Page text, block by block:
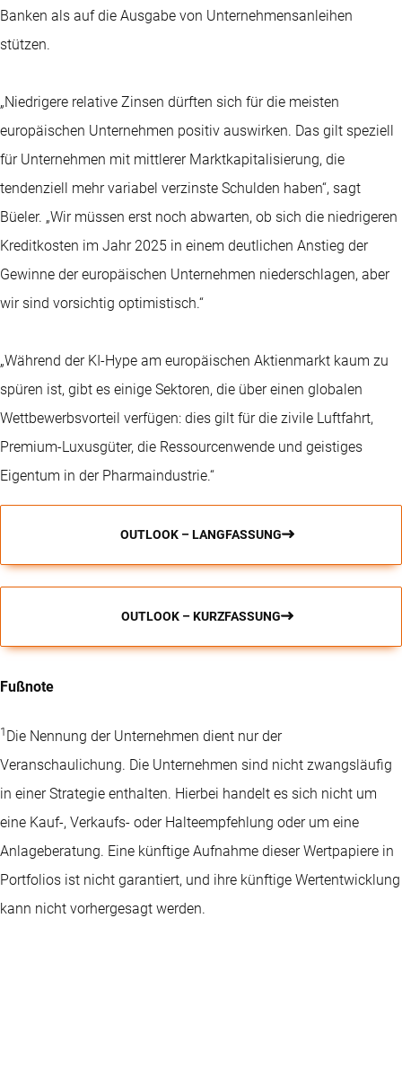
Banken als auf die Ausgabe von Unternehmensanleihen
stützen.
„Niedrigere relative Zinsen dürften sich für die meisten
europäischen Unternehmen positiv auswirken. Das gilt speziell
für Unternehmen mit mittlerer Marktkapitalisierung, die
tendenziell mehr variabel verzinste Schulden haben“, sagt
Büeler. „Wir müssen erst noch abwarten, ob sich die niedrigeren
Kreditkosten im Jahr 2025 in einem deutlichen Anstieg der
Gewinne der europäischen Unternehmen niederschlagen, aber
wir sind vorsichtig optimistisch.“
„Während der KI-Hype am europäischen Aktienmarkt kaum zu
spüren ist, gibt es einige Sektoren, die über einen globalen
Wettbewerbsvorteil verfügen: dies gilt für die zivile Luftfahrt,
Premium-Luxusgüter, die Ressourcenwende und geistiges
Eigentum in der Pharmaindustrie.“
OUTLOOK – LANGFASSUNG
OUTLOOK – KURZFASSUNG
Fußnote
1 Die Nennung der Unternehmen dient nur der
Veranschaulichung. Die Unternehmen sind nicht zwangsläufig
in einer Strategie enthalten. Hierbei handelt es sich nicht um
eine Kauf-, Verkaufs- oder Halteempfehlung oder um eine
Anlageberatung. Eine künftige Aufnahme dieser Wertpapiere in
Portfolios ist nicht garantiert, und ihre künftige Wertentwicklung
kann nicht vorhergesagt werden.